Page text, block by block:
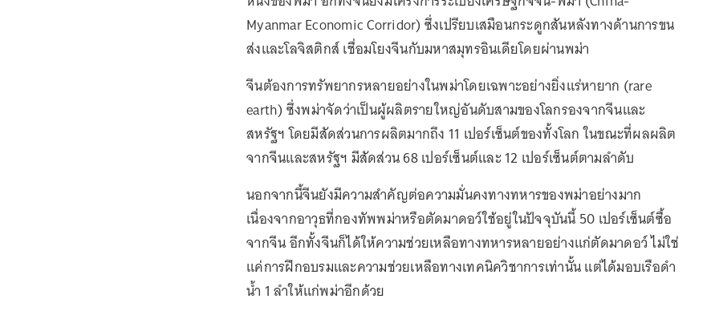
Myanmar Economic Corridor) ซึ่งเปรียบเสมือนกระดูกสันหลังทางด้านการขน
ส่งและโลจิสติกส์ เชื่อมโยงจีนกับมหาสมุทรอินเดียโดยผ่านพม่า
จีนต้องการทรัพยากรหลายอย่างในพม่าโดยเฉพาะอย่างยิ่งแร่หายาก (rare
earth) ซึ่งพม่าจัดว่าเป็นผู้ผลิตรายใหญ่อันดับสามของโลกรองจากจีนและ
สหรัฐฯ โดยมีสัดส่วนการผลิตมากถึง 11 เปอร์เซ็นต์ของทั้งโลก ในขณะที่ผลผลิต
จากจีนและสหรัฐฯ มีสัดส่วน 68 เปอร์เซ็นต์และ 12 เปอร์เซ็นต์ตามลำดับ
นอกจากนี้จีนยังมีความสำคัญต่อความมั่นคงทางทหารของพม่าอย่างมาก
เนื่องจากอาวุธที่กองทัพพม่าหรือตัดมาดอว์ใช้อยู่ในปัจจุบันนี้ 50 เปอร์เซ็นต์ซื้อ
จากจีน อีกทั้งจีนก็ได้ให้ความช่วยเหลือทางทหารหลายอย่างแก่ตัดมาดอว์ ไม่ใช่
แค่การฝึกอบรมและความช่วยเหลือทางเทคนิควิชาการเท่านั้น แต่ได้มอบเรือดำ
น้ำ 1 ลำให้แก่พม่าอีกด้วย